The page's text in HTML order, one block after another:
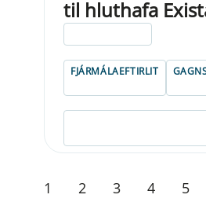
til hluthafa
FJÁRMÁLAEFTIRLIT
1 2 3 4 5